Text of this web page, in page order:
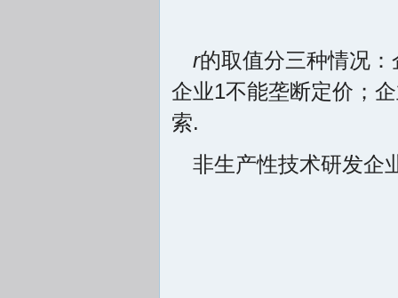
r的取值分三种情况
企业1不能垄断定价；
索.
非生产性技术研发企